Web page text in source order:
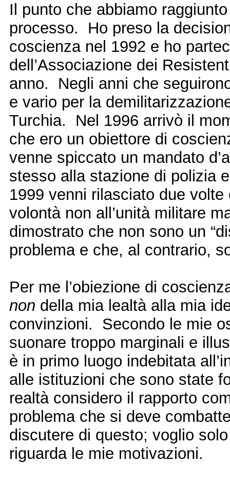
Il punto che abbiamo
processo. Ho preso la
coscienza nel 1992 e ho
dell’Associazione dei
anno. Negli anni che
e vario per la
Turchia. Nel 1996 arrivò il
che ero un obiettore di
venne spiccato un mandato
stesso alla stazione di polizia
1999 venni rilasciato due
volontà non all’unità militare
dimostrato che non sono un
problema e che, al contrario,
Per me l’obiezione di
non della mia lealtà alla mia
convinzioni. Secondo le mie
suonare troppo marginali e
è in primo luogo indebitata
alle istituzioni che sono state
realtà considero il rapporto
problema che si deve
discutere di questo; voglio
riguarda le mie motivazioni.